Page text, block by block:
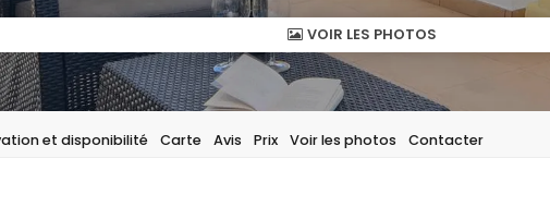
VOIR LES PHOTOS
et disponibilité Carte Avis Prix Voir les photos Contacter